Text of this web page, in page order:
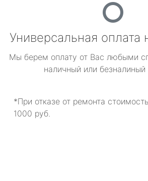
Универсальная оплата
Мы берем оплату от Вас любыми
наличный или безналиный
*При отказе от ремонта
1000 руб.